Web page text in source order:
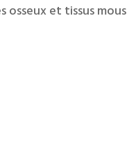
et tissus mous